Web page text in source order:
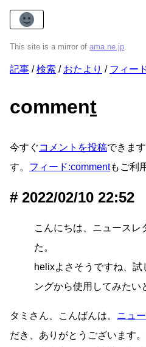
This site is a mirror of ama.ne.jp.
記事 検索 おたより フィー
comment
今すぐコメントを投稿できま
す。 フィード:commentもご利
2022/02/10 22:52
こんにちは、ニュースレ
た。
helixよさそうですね、試
ングから使用してみたい
タミさん、こんばんは。 ニュ
だき、ありがとうございます。